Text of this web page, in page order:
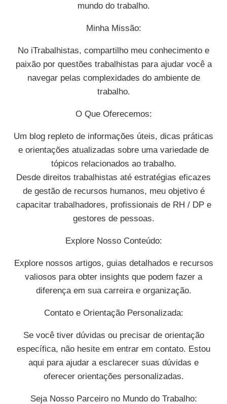
mundo do trabalho.
Minha Missão:
No iTrabalhistas, compartilho meu conhecimento e
paixão por questões trabalhistas para ajudar você a
navegar pelas complexidades do ambiente de
trabalho.
O Que Oferecemos:
Um blog repleto de informações úteis, dicas práticas
e orientações atualizadas sobre uma variedade de
tópicos relacionados ao trabalho.
Desde direitos trabalhistas até estratégias eficazes
de gestão de recursos humanos, meu objetivo é
capacitar trabalhadores, profissionais de RH / DP e
gestores de pessoas.
Explore Nosso Conteúdo:
Explore nossos artigos, guias detalhados e recursos
valiosos para obter insights que podem fazer a
diferença em sua carreira e organização.
Contato e Orientação Personalizada:
Se você tiver dúvidas ou precisar de orientação
específica, não hesite em entrar em contato. Estou
aqui para ajudar a esclarecer suas dúvidas e
oferecer orientações personalizadas.
Seja Nosso Parceiro no Mundo do Trabalho: